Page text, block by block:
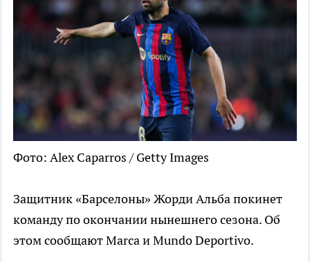
Фото: Alex Caparros / Getty Images
Защитник «Барселоны» Жорди Альба покинет
команду по окончании нынешнего сезона. Об
этом сообщают Marca и Mundo Deportivo.